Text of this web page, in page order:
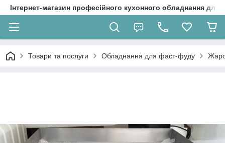
Інтернет-магазин професійного кухонного обладнання
Товари та послуги Обладнання для фаст-фуду